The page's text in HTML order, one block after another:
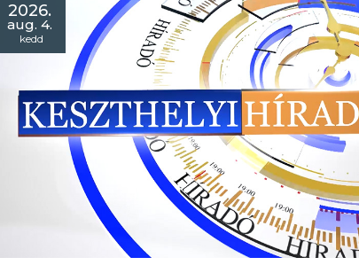
Híradó 2026. augusztus 05.
- Helikon Strand: újra kinyitott a fürdőhely, kiváló a
- Kórház: visszaköltözött a helyére az intenzív osztály!
- Kutyaegészség: családi napot szerveztek a kutyásoknak!
2026.
aug. 4.
kedd